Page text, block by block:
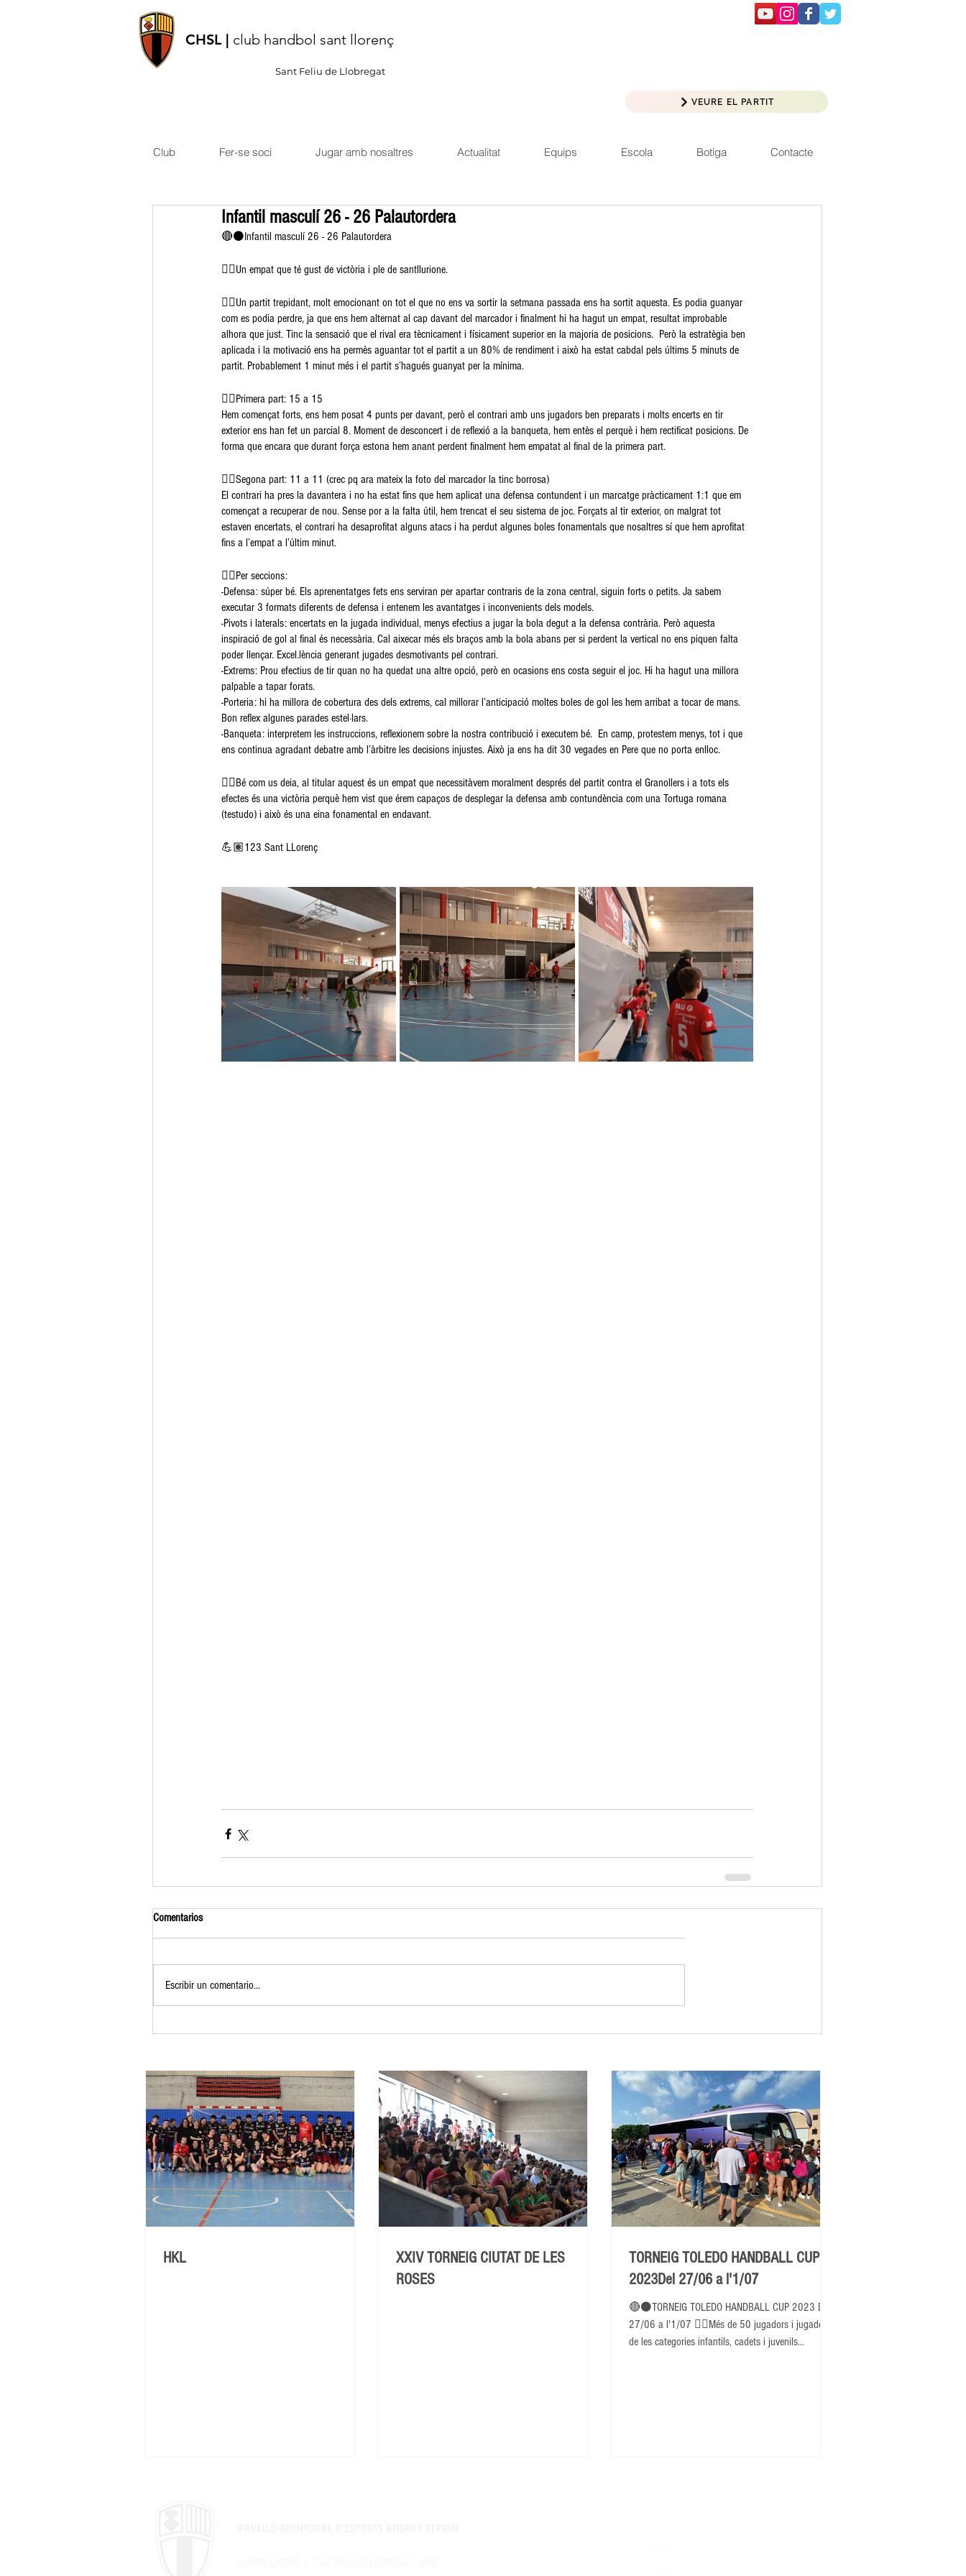
CHSL | club handbol sant llorenç
Sant Feliu de Llobregat
VEURE EL PARTIT
Club Fer-se soci Jugar amb nosaltres Actualitat Equips Escola Botiga Contacte
Infantil masculí 26 - 26 Palautordera
🔴⚫️Infantil masculí 26 - 26 Palautordera
👉🏽Un empat que té gust de victòria i ple de santllurione.
👉🏽Un partit trepidant, molt emocionant on tot el que no ens va sortir la setmana passada ens ha sortit aquesta. Es podia guanyar
com es podia perdre, ja que ens hem alternat al cap davant del marcador i finalment hi ha hagut un empat, resultat improbable
alhora que just. Tinc la sensació que el rival era tècnicament i físicament superior en la majoria de posicions.  Però la estratègia ben
aplicada i la motivació ens ha permès aguantar tot el partit a un 80% de rendiment i això ha estat cabdal pels últims 5 minuts de
partit. Probablement 1 minut més i el partit s’hagués guanyat per la mínima.
👉🏽Primera part: 15 a 15
Hem començat forts, ens hem posat 4 punts per davant, però el contrari amb uns jugadors ben preparats i molts encerts en tir
exterior ens han fet un parcial 8. Moment de desconcert i de reflexió a la banqueta, hem entès el perquè i hem rectificat posicions. De
forma que encara que durant força estona hem anant perdent finalment hem empatat al final de la primera part.
👉🏽Segona part: 11 a 11 (crec pq ara mateix la foto del marcador la tinc borrosa)
El contrari ha pres la davantera i no ha estat fins que hem aplicat una defensa contundent i un marcatge pràcticament 1:1 que em
començat a recuperar de nou. Sense por a la falta útil, hem trencat el seu sistema de joc. Forçats al tir exterior, on malgrat tot
estaven encertats, el contrari ha desaprofitat alguns atacs i ha perdut algunes boles fonamentals que nosaltres sí que hem aprofitat
fins a l’empat a l’últim minut.
👉🏽Per seccions:
-Defensa: súper bé. Els aprenentatges fets ens serviran per apartar contraris de la zona central, siguin forts o petits. Ja sabem
executar 3 formats diferents de defensa i entenem les avantatges i inconvenients dels models.
-Pivots i laterals: encertats en la jugada individual, menys efectius a jugar la bola degut a la defensa contrària. Però aquesta
inspiració de gol al final és necessària. Cal aixecar més els braços amb la bola abans per si perdent la vertical no ens piquen falta
poder llençar. Excel.lència generant jugades desmotivants pel contrari.
-Extrems: Prou efectius de tir quan no ha quedat una altre opció, però en ocasions ens costa seguir el joc. Hi ha hagut una millora
palpable a tapar forats.
-Porteria: hi ha millora de cobertura des dels extrems, cal millorar l’anticipació moltes boles de gol les hem arribat a tocar de mans.
Bon reflex algunes parades estel·lars.
-Banqueta: interpretem les instruccions, reflexionem sobre la nostra contribució i executem bé.  En camp, protestem menys, tot i que
ens continua agradant debatre amb l’àrbitre les decisions injustes. Això ja ens ha dit 30 vegades en Pere que no porta enlloc.
👉🏽Bé com us deia, al titular aquest és un empat que necessitàvem moralment després del partit contra el Granollers i a tots els
efectes és una victòria perquè hem vist que érem capaços de desplegar la defensa amb contundència com una Tortuga romana
(testudo) i això és una eina fonamental en endavant.
💪🏽123 Sant LLorenç
Comentarios
Escribir un comentario...
HKL
XXIV TORNEIG CIUTAT DE LES
ROSES
TORNEIG TOLEDO HANDBALL CUP
2023Del 27/06 a l'1/07
🔴⚫TORNEIG TOLEDO HANDBALL CUP 2023 Del
27/06 a l'1/07 👉🏽Més de 50 jugadors i jugadores
de les categories infantils, cadets i juvenils...